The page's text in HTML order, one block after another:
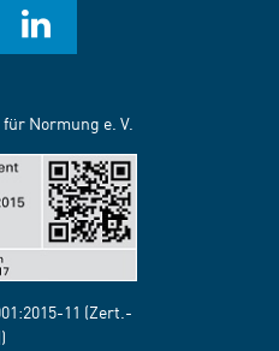
Normung e. V.
11 (Zert.-